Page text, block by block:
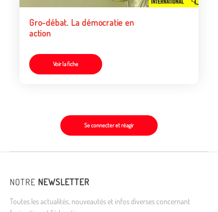
Gro-débat. La démocratie en
action
Voir la fiche
Se connecter et réagir
NOTRE NEWSLETTER
Toutes les actualités, nouveautés et infos diverses concernant